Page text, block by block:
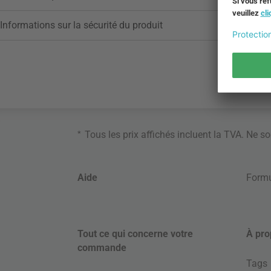
Informations sur la sécurité du produit
* Tous les prix affichés incluent la TVA. Ne
Aide
Tout ce qui concerne votre
commande
À
Tags